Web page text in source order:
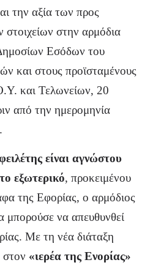
την αξία των προς
στοιχείων στην αρμόδια
Εσόδων του
και στους προϊσταμένους
και Τελωνείων, 20
από την ημερομηνία
είναι αγνώστου
εξωτερικό, προκειμένου
της Εφορίας, ο αρμόδιος
να απευθυνθεί
Με τη νέα διάταξη
στον «ιερέα της Ενορίας»